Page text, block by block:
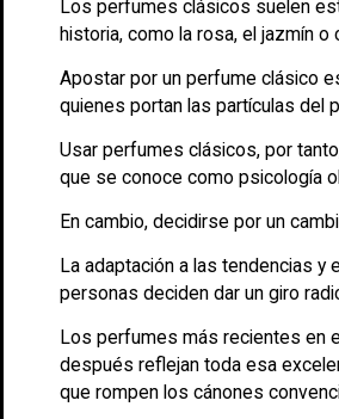
Los perfumes clásicos suelen
historia, como la rosa, el jazmín
Apostar por un perfume clásico
quienes portan las partículas del
Usar perfumes clásicos, por
que se conoce como psicología
En cambio, decidirse por un
La adaptación a las tendencias
personas deciden dar un giro
Los perfumes más recientes en
después reflejan toda esa
que rompen los cánones